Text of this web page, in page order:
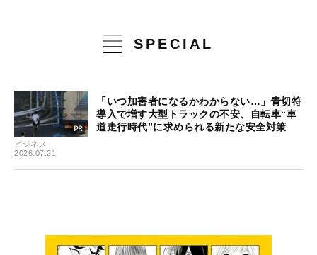
SPECIAL
ビジネス
2026.07.21
「いつ加害者になるかわからない…」青切符
導入で増す大型トラックの不安、自転車“車
道走行時代”に求められる新たな安全対策